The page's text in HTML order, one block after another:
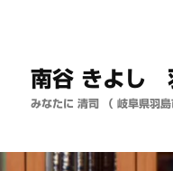
南谷 きよし
みなたに 清司 （ 岐阜県羽島